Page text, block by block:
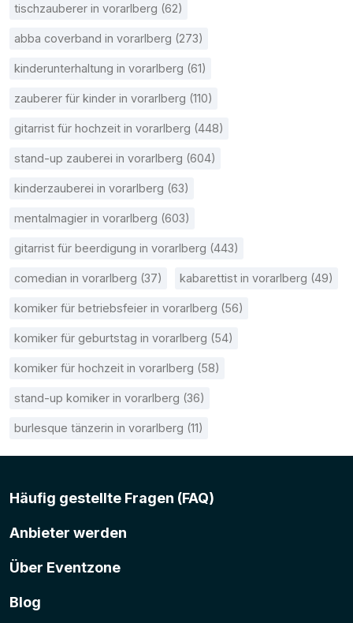
tischzauberer in vorarlberg (62)
abba coverband in vorarlberg (273)
kinderunterhaltung in vorarlberg (61)
zauberer für kinder in vorarlberg (110)
gitarrist für hochzeit in vorarlberg (448)
stand-up zauberei in vorarlberg (604)
kinderzauberei in vorarlberg (63)
mentalmagier in vorarlberg (603)
gitarrist für beerdigung in vorarlberg (443)
comedian in vorarlberg (37) kabarettist in vorarlberg (49)
komiker für betriebsfeier in vorarlberg (56)
komiker für geburtstag in vorarlberg (54)
komiker für hochzeit in vorarlberg (58)
stand-up komiker in vorarlberg (36)
burlesque tänzerin in vorarlberg (11)
Häufig gestellte Fragen (FAQ)
Anbieter werden
Über Eventzone
Blog